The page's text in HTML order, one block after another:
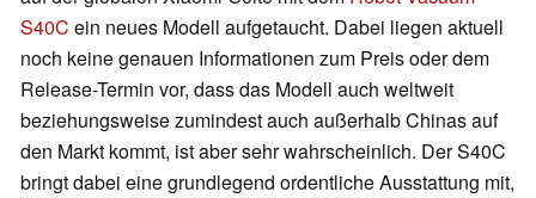
S40C ein neues Modell aufgetaucht. Dabei liegen aktuell
noch keine genauen Informationen zum Preis oder dem
Release-Termin vor, dass das Modell auch weltweit
beziehungsweise zumindest auch außerhalb Chinas auf
den Markt kommt, ist aber sehr wahrscheinlich. Der S40C
bringt dabei eine grundlegend ordentliche Ausstattung mit,